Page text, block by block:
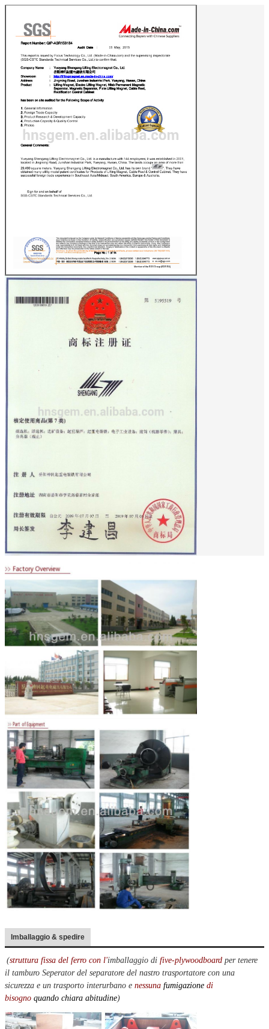
Imballaggio & spedire
(struttura fissa del ferro con l'imballaggio di five-plywoodboard per tenere
il tamburo Seperator del separatore del nastro trasportatore con una
sicurezza e un trasporto interurbano e nessuna fumigazione di
bisogno quando chiara abitudine)